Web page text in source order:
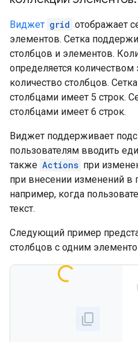
Виджет grid отображает
элементов. Сетка
столбцов и элементов.
определяется
количество столбцов.
столбцами имеет 5 строк.
столбцами имеет 6 строк.
Виджет поддерживает
пользователям вводить
также Actions при
при внесении изменений в
например, когда
текст.
Следующий пример
столбцов с одним